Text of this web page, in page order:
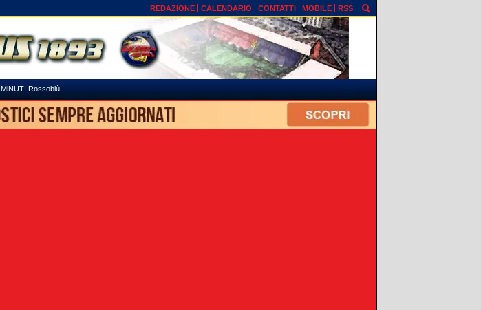
REDAZIONE CALENDARIO CONTATTI MOBILE RSS
MiNUTI Rossoblù